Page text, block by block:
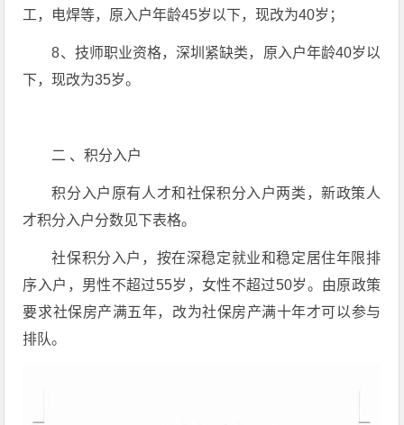
工，电焊等，原入户年龄45岁以下，现改为40岁；
8、技师职业资格，深圳紧缺类，原入户年龄40岁以
下，现改为35岁。
二 、积分入户
积分入户原有人才和社保积分入户两类，新政策人
才积分入户分数见下表格。
社保积分入户，按在深稳定就业和稳定居住年限排
序入户，男性不超过55岁，女性不超过50岁。由原政策
要求社保房产满五年，改为社保房产满十年才可以参与
排队。